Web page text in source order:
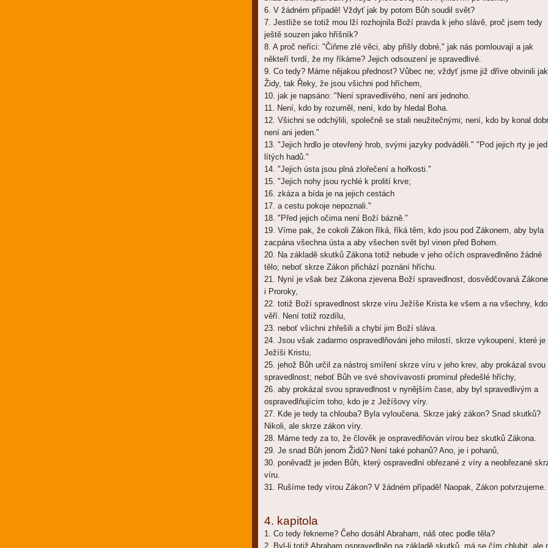
6. V žádném případě! Vždyť jak by potom Bůh soudil svět?
7. Jestliže se totiž mou lží rozhojnila Boží pravda k jeho slávě, proč jsem tedy
ještě souzen jako hříšník?
8. A proč neříci: "Čiňme zlé věci, aby přišly dobré," jak nás pomlouvají a jak
někteří tvrdí, že my říkáme? Jejich odsouzení je spravedlivé.
9. Co tedy? Máme nějakou přednost? Vůbec ne; vždyť jsme již dříve obvinili jak
Židy, tak Řeky, že jsou všichni pod hříchem,
10. jak je napsáno: "Není spravedlivého, není ani jednoho.
11. Není, kdo by rozuměl, není, kdo by hledal Boha.
12. Všichni se odchýlili, společně se stali neužitečnými; není, kdo by konal
není ani jeden."
13. "Jejich hrdlo je otevřený hrob, svými jazyky podváděli." "Pod jejich rty je jed
lítých hadů."
14. "Jejich ústa jsou plná zlořečení a hořkosti."
15. "Jejich nohy jsou rychlé k prolití krve;
16. zkáza a bída je na jejich cestách
17. a cestu pokoje nepoznali."
18. "Před jejich očima není Boží bázně."
19. Víme pak, že cokoli Zákon říká, říká těm, kdo jsou pod Zákonem, aby byla
zacpána všechna ústa a aby všechen svět byl vinen před Bohem.
20. Na základě skutků Zákona totiž nebude v jeho očích ospravedlněno žádné
tělo; neboť skrze Zákon přichází poznání hříchu.
21. Nyní je však bez Zákona zjevena Boží spravedlnost, dosvědčovaná
i Proroky,
22. totiž Boží spravedlnost skrze víru Ježíše Krista ke všem a na všechny, kdo
věří. Není totiž rozdílu,
23. neboť všichni zhřešili a chybí jim Boží sláva.
24. Jsou však zadarmo ospravedlňováni jeho milostí, skrze vykoupení, které je
Ježíši Kristu,
25. jehož Bůh určil za nástroj smíření skrze víru v jeho krev, aby prokázal svou
spravedlnost; neboť Bůh ve své shovívavosti prominul předešlé hříchy,
26. aby prokázal svou spravedlnost v nynějším čase, aby byl spravedlivým a
ospravedlňujícím toho, kdo je z Ježíšovy víry.
27. Kde je tedy ta chlouba? Byla vyloučena. Skrze jaký zákon? Snad skutků?
Nikoli, ale skrze zákon víry.
28. Máme tedy za to, že člověk je ospravedlňován vírou bez skutků Zákona.
29. Je snad Bůh jenom Židů? Není také pohanů? Ano, je i pohanů,
30. poněvadž je jeden Bůh, který ospravedlní obřezané z víry a neobřezané
víru.
31. Rušíme tedy vírou Zákon? V žádném případě! Naopak, Zákon potvrzujeme.
4. kapitola
1. Co tedy řekneme? Čeho dosáhl Abraham, náš otec podle těla?
2. Byl-li totiž Abraham ospravedlněn na základě skutků, má se čím chlubit, ale